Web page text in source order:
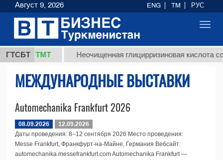
ГТСБТ
37,8 ТМТ Неочищенная глицирризиновая кислота
МЕЖДУНАРОДНЫЕ ВЫСТАВКИ
Automechanika Frankfurt 2026
08.09.2026
12.09.2026
Даты проведения: 8–12 сентября 2026 Место проведения:
Messe Frankfurt, Франкфурт-на-Майне, Германия Вебсайт:
automechanika.messefrankfurt.com Automechanika Frankfurt —
Август 9, 2026 ENG TM РУС